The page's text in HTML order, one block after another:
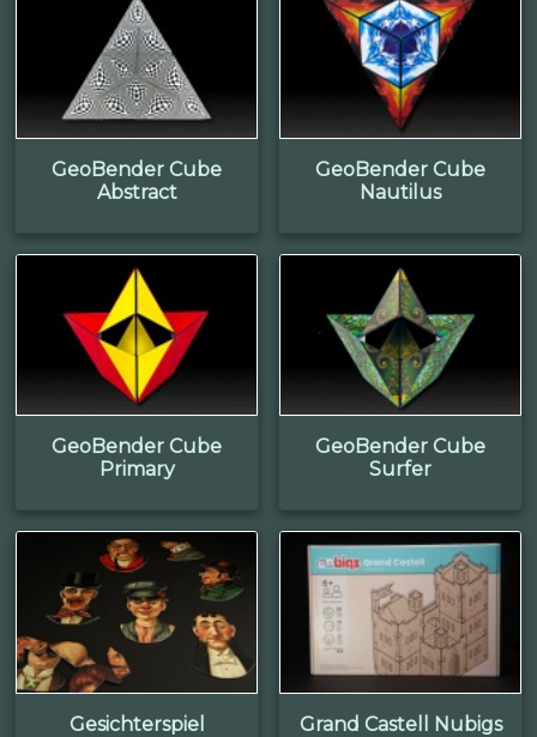
GeoBender Cube
Abstract
GeoBender Cube
Nautilus
GeoBender Cube
Primary
GeoBender Cube
Surfer
Gesichterspiel Grand Castell Nubigs